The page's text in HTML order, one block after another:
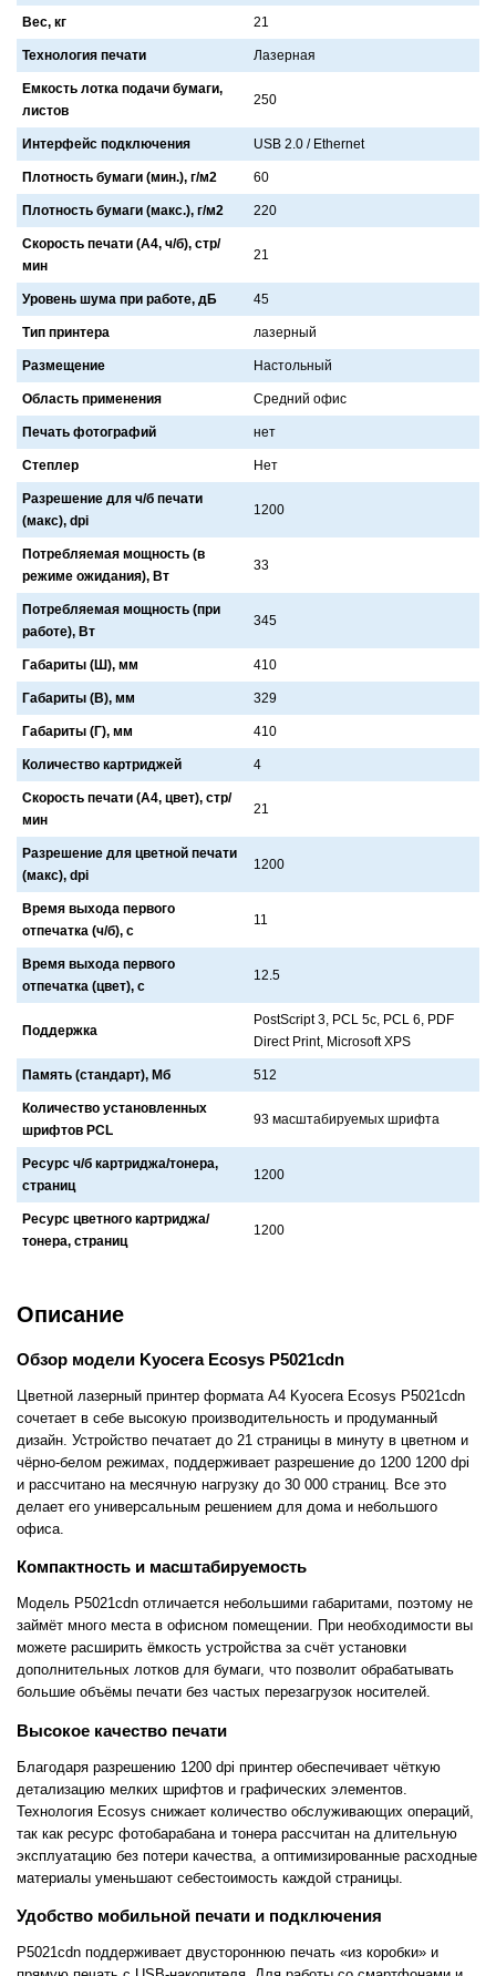
Вес, кг 21
Технология печати Лaзернaя
Емкость лотка подачи бумаги,
листов
250
Интерфейс подключения USB 2.0 / Ethernet
Плотность бумаги (мин.), г/м2 60
Плотность бумаги (макс.), г/м2 220
Скорость печати (А4, ч/б), стр/
мин
21
Уровень шума при работе, дБ 45
Тип принтера лaзерный
Размещение Нaстольный
Область применения Средний офис
Печать фотографий нет
Степлер Нет
Разрешение для ч/б печати
(макс), dpi
1200
Потребляемая мощность (в
режиме ожидания), Вт
33
Потребляемая мощность (при
работе), Вт
345
Габариты (Ш), мм 410
Габариты (В), мм 329
Габариты (Г), мм 410
Количество картриджей 4
Скорость печати (А4, цвет), стр/
мин
21
Разрешение для цветной печати
(макс), dpi
1200
Время выхода первого
отпечатка (ч/б), с
11
Время выхода первого
отпечатка (цвет), с
12.5
Поддержка
PostScript 3, PCL 5c, PCL 6, PDF
Direct Print, Microsoft XPS
Память (стандарт), Мб 512
Количество установленных
шрифтов PCL
93 мaсштaбируемых шрифтa
Ресурс ч/б картриджа/тонера,
страниц
1200
Ресурс цветного картриджа/
тонера, страниц
1200
Описание
Обзор модели Kyocera Ecosys P5021cdn
Цветной лазерный принтер формата A4 Kyocera Ecosys P5021cdn
сочетает в себе высокую производительность и продуманный
дизайн. Устройство печатает до 21 страницы в минуту в цветном и
чёрно-белом режимах, поддерживает разрешение до 1200 1200 dpi
и рассчитано на месячную нагрузку до 30 000 страниц. Все это
делает его универсальным решением для дома и небольшого
офиса.
Компактность и масштабируемость
Модель P5021cdn отличается небольшими габаритами, поэтому не
займёт много места в офисном помещении. При необходимости вы
можете расширить ёмкость устройства за счёт установки
дополнительных лотков для бумаги, что позволит обрабатывать
большие объёмы печати без частых перезагрузок носителей.
Высокое качество печати
Благодаря разрешению 1200 dpi принтер обеспечивает чёткую
детализацию мелких шрифтов и графических элементов.
Технология Ecosys снижает количество обслуживающих операций,
так как ресурс фотобарабана и тонера рассчитан на длительную
эксплуатацию без потери качества, а оптимизированные расходные
материалы уменьшают себестоимость каждой страницы.
Удобство мобильной печати и подключения
P5021cdn поддерживает двустороннюю печать «из коробки» и